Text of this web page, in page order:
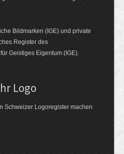
Bildmarken (IGE) und private
Register des
Geistiges Eigentum (IGE).
Logo
Schweizer Logo­register machen